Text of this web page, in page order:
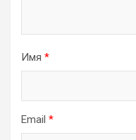
Имя *
Email *